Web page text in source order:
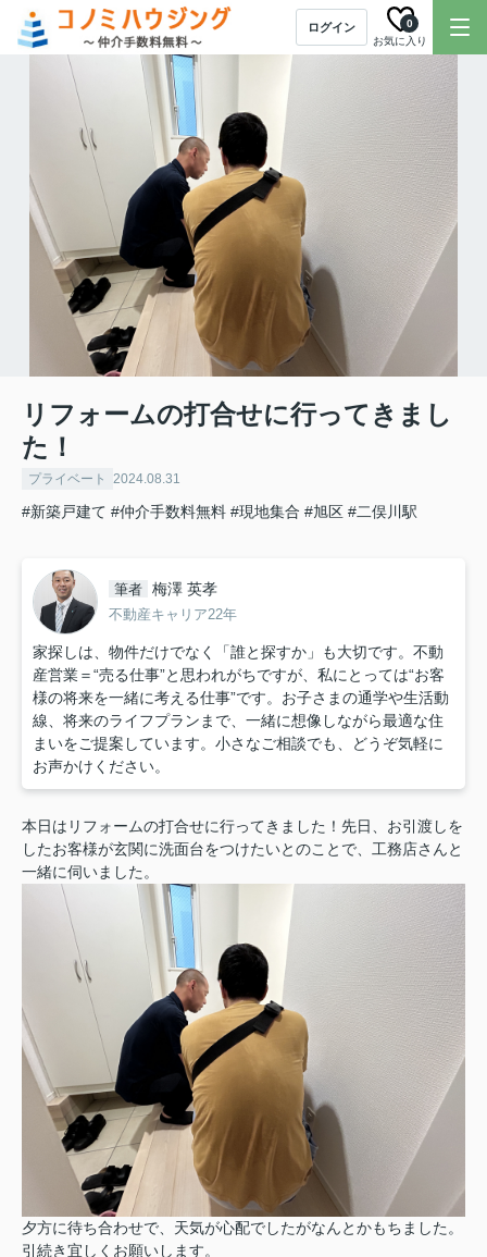
ログイン
お気に入り
0
リフォームの打合せに行ってきまし
た！
プライベート 2024.08.31
#新築戸建て #仲介手数料無料 #現地集合 #旭区 #二俣川駅
筆者 梅澤 英孝
不動産キャリア22年
家探しは、物件だけでなく「誰と探すか」も大切です。不動
産営業＝“売る仕事”と思われがちですが、私にとっては“お客
様の将来を一緒に考える仕事”です。お子さまの通学や生活動
線、将来のライフプランまで、一緒に想像しながら最適な住
まいをご提案しています。小さなご相談でも、どうぞ気軽に
お声かけください。
本日はリフォームの打合せに行ってきました！先日、お引渡しを
したお客様が玄関に洗面台をつけたいとのことで、工務店さんと
一緒に伺いました。
夕方に待ち合わせで、天気が心配でしたがなんとかもちました。
引続き宜しくお願いします。